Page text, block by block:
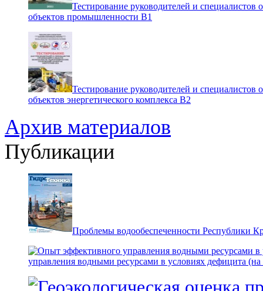
Тестирование руководителей и специалистов
объектов промышленности В1
Тестирование руководителей и специалистов
объектов энергетического комплекса В2
Архив материалов
Публикации
Проблемы водообеспеченности Республики
управления водными ресурсами в условиях дефицита